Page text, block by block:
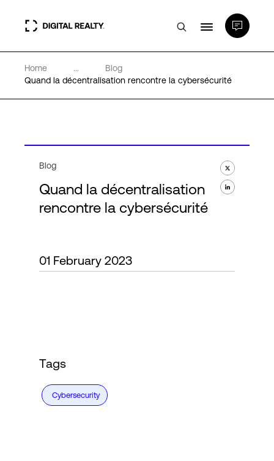
Data Centers
Expertise et ressources
Language
Home ...
Blog
Quand la décentralisation rencontre la cybersécurité
Blog
Quand la décentralisation
rencontre la cybersécurité
01 February 2023
Tags
Cybersecurity